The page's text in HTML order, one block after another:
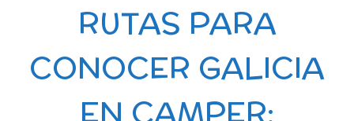
RUTAS PARA
CONOCER GALICIA
EN CAMPER: